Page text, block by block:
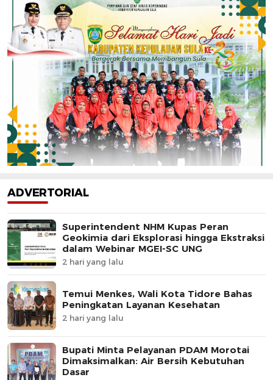
ADVERTORIAL
Superintendent NHM Kupas Peran
Geokimia dari Eksplorasi hingga Ekstraksi
dalam Webinar MGEI-SC UNG
2 hari yang lalu
Temui Menkes, Wali Kota Tidore Bahas
Peningkatan Layanan Kesehatan
2 hari yang lalu
Bupati Minta Pelayanan PDAM Morotai
Dimaksimalkan: Air Bersih Kebutuhan
Dasar